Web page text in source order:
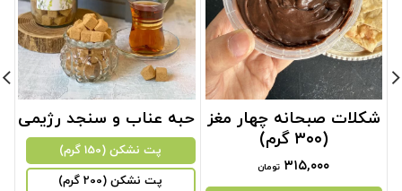
شکلات صبحانه چهار مغز
(۳۰۰ گرم)
۳۱۵,۰۰۰ تومان
حبه عناب و سنجد رژیمی
پت نشکن (150 گرم)
پت نشکن (200 گرم)